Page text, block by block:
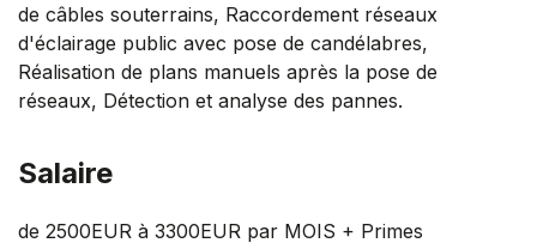
de câbles souterrains, Raccordement réseaux
d'éclairage public avec pose de candélabres,
Réalisation de plans manuels après la pose de
réseaux, Détection et analyse des pannes.
Salaire
de 2500EUR à 3300EUR par MOIS + Primes